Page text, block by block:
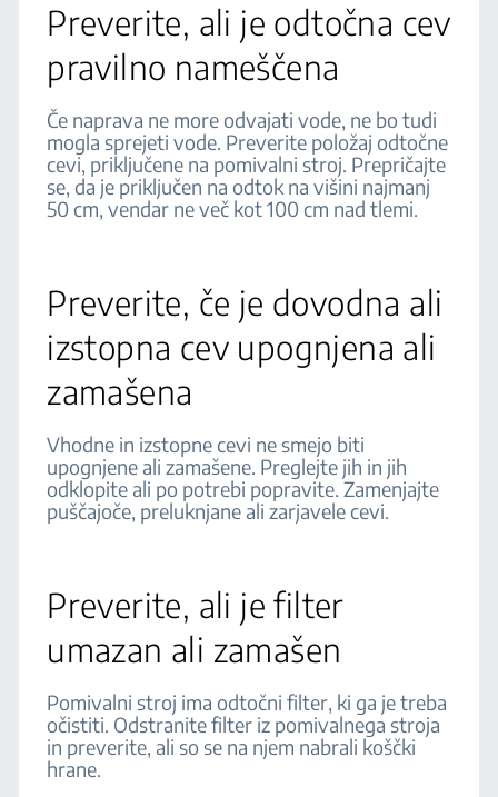
Preverite, ali je odtočna cev
pravilno nameščena
Če naprava ne more odvajati vode, ne bo tudi
mogla sprejeti vode. Preverite položaj odtočne
cevi, priključene na pomivalni stroj. Prepričajte
se, da je priključen na odtok na višini najmanj
50 cm, vendar ne več kot 100 cm nad tlemi.
Preverite, če je dovodna ali
izstopna cev upognjena ali
zamašena
Vhodne in izstopne cevi ne smejo biti
upognjene ali zamašene. Preglejte jih in jih
odklopite ali po potrebi popravite. Zamenjajte
puščajoče, preluknjane ali zarjavele cevi.
Preverite, ali je filter
umazan ali zamašen
Pomivalni stroj ima odtočni filter, ki ga je treba
očistiti. Odstranite filter iz pomivalnega stroja
in preverite, ali so se na njem nabrali koščki
hrane.